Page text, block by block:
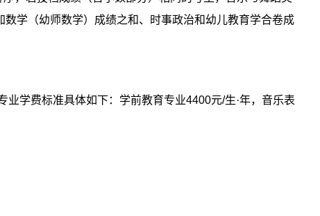
学（幼师数学）成绩之和、时事政治和幼儿教育学合卷成
业学费标准具体如下：学前教育专业4400元/生·年，音乐表